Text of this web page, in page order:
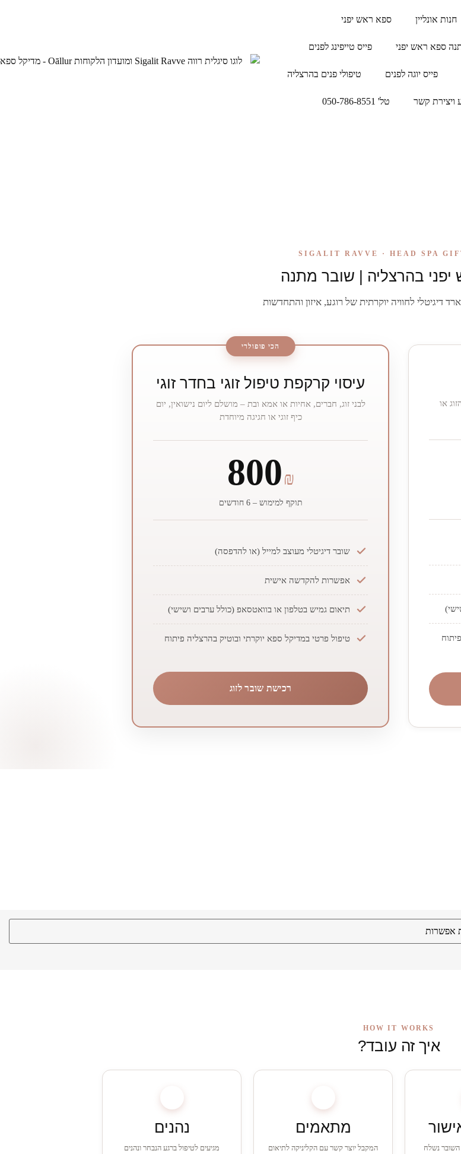
חנות אונליין ספא ראש יפני
ספא ראש יפני פייס טייפינג לפנים
פייס יוגה לפנים טיפולי פנים בהרצליה
ויצירת קשר טל' 050-786-8551
SIGALIT RAVVE · HEAD SPA
בהרצליה | שובר מתנה
או
הכי פופולרי
עיסוי קרקפת טיפול זוגי בחדר זוגי
לבני זוג, חברים, אחיות או אמא ובת – מושלם ליום נישואין, יום
כיף זוגי או חגיגה מיוחדת
800₪
תוקף למימוש – 6 חודשים
שובר דיגיטלי מעוצב למייל (או להדפסה)
אפשרות להקדשה אישית
תיאום גמיש בטלפון או בוואטסאפ (כולל ערבים ושישי)
טיפול פרטי במדיקל ספא יוקרתי ובוטיק בהרצליה פיתוח
רכישת שובר לזוג
HOW IT WORKS
איך זה עובד?
השובר נשלח
מתאמים
המקבל יוצר קשר עם הקליניקה לתיאום
נהנים
מגיעים לטיפול ברגע הנבחר ונהנים